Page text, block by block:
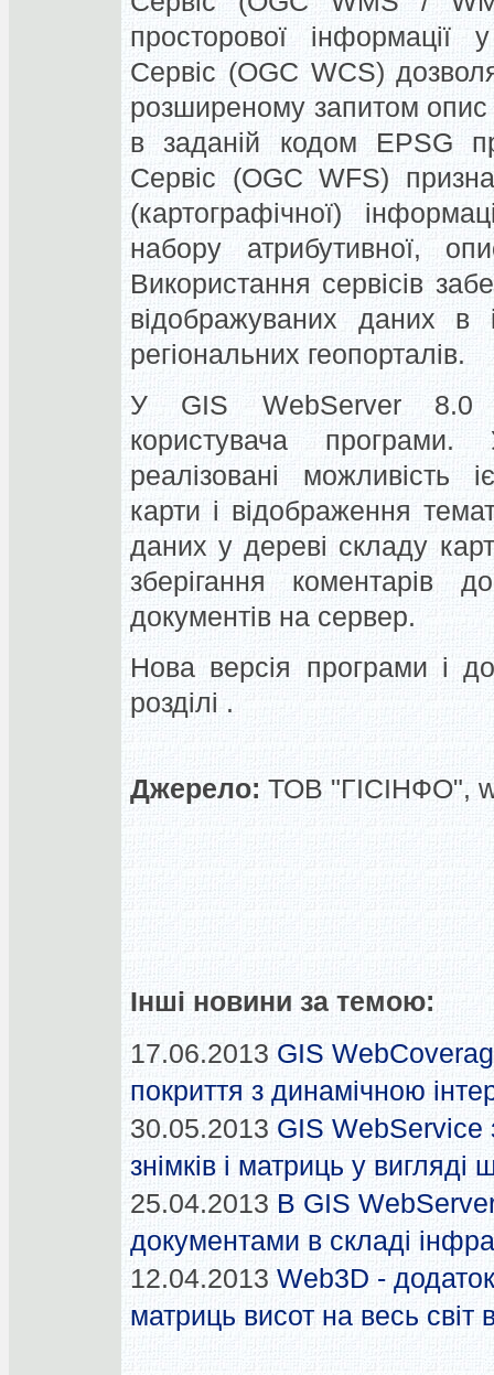
просторової інформації
Сервіс (OGC WCS)
розширеному запитом опис
в заданій кодом EPSG
Сервіс (OGC WFS)
(картографічної)
набору атрибутивної,
Використання сервісів
відображуваних даних в
регіональних геопорталів.
У GIS WebServer 8.0
користувача програми.
реалізовані можливість
карти і відображення
даних у дереві складу
зберігання коментарів
документів на сервер.
Нова версія програми і
розділі .
Джерело: ТОВ "ГІСІНФО",
Інші новини за темою:
17.06.2013 GIS
покриття з динамічною
30.05.2013 GIS WebService
знімків і матриць у
25.04.2013 В GIS
документами в складі
12.04.2013 Web3D -
матриць висот на весь